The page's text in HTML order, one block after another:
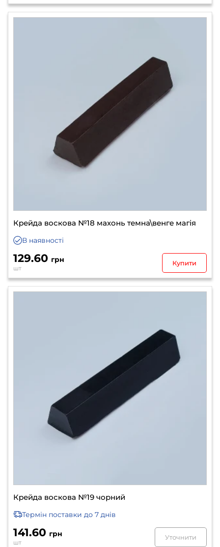
Крейда воскова №18 махонь темна\венге магія
В наявності
129.60 грн
шт
Купити
Крейда воскова №19 чорний
Термін поставки до 7 днів
141.60 грн
шт
Уточнити